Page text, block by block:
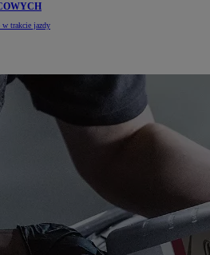
w trakcie jazdy